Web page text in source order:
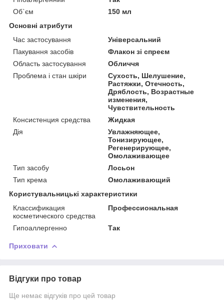
Об`єм
150 мл
Основні атрибути
Час застосування
Універсальний
Пакування засобів
Флакон зі спреєм
Область застосування
Обличчя
Проблема і стан шкіри
Сухость, Шелушение,
Растяжки, Отечность,
Дряблость, Возрастные
изменения,
Чувствительность
Консистенция средства
Жидкая
Дія
Увлажняющее,
Тонизирующее,
Регенерирующее,
Омолаживающее
Тип засобу
Лосьон
Тип крема
Омолаживающий
Користувальницькі характеристики
Классификация
косметического средства
Профессиональная
Гипоаллергенно Так
Приховати
Відгуки про товар
Ще немає відгуків про цей товар